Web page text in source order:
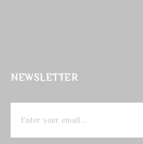
NEWSLETTER